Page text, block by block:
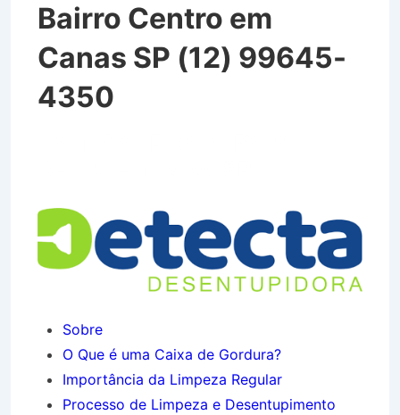
Bairro Centro em
Canas SP (12) 99645-
4350
Sobre
O Que é uma Caixa de Gordura?
Importância da Limpeza Regular
Processo de Limpeza e Desentupimento